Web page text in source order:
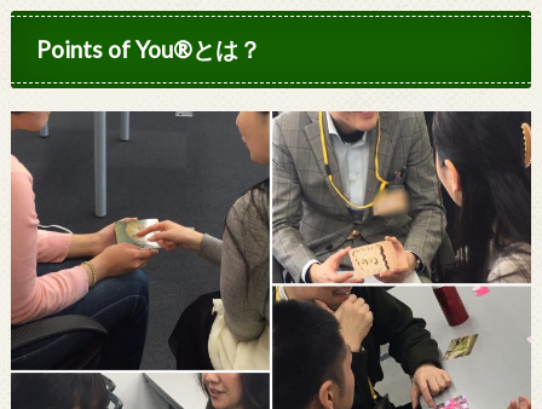
Points of You®とは？